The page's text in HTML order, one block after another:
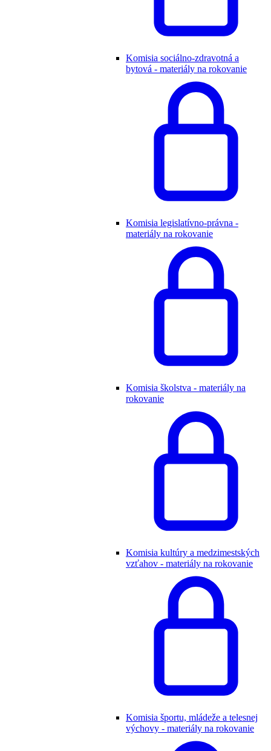
Komisia sociálno-zdravotná a
bytová - materiály na rokovanie
Komisia legislatívno-právna -
materiály na rokovanie
Komisia školstva - materiály na
rokovanie
Komisia kultúry a medzimestských
vzťahov - materiály na rokovanie
Komisia športu, mládeže a telesnej
výchovy - materiály na rokovanie